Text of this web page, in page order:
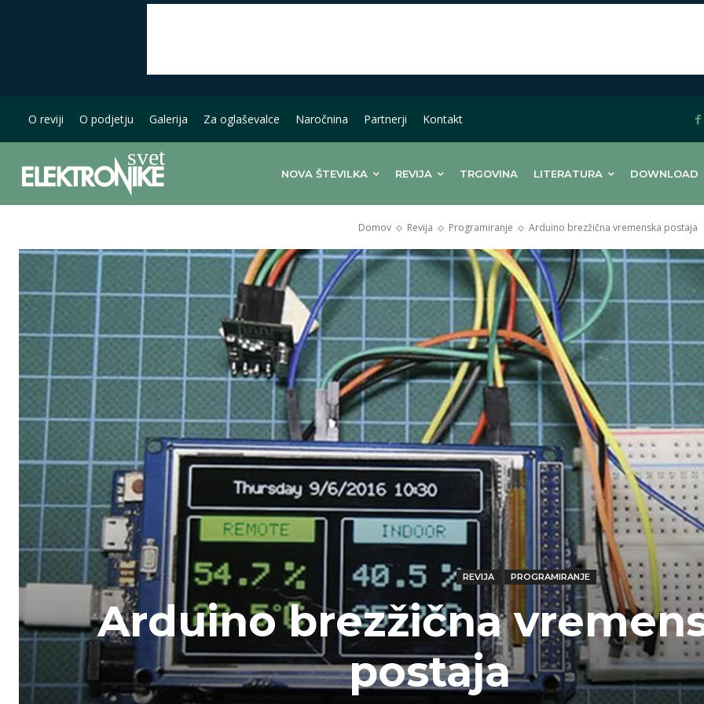
O reviji O podjetju Galerija Za oglaševalce Naročnina Partnerji Kontakt
NOVA ŠTEVILKA REVIJA TRGOVINA LITERATURA DOWNLOAD
Domov Revija Programiranje Arduino brezžična vremenska postaja
REVIJA PROGRAMIRANJE
Arduino brezžična
postaja